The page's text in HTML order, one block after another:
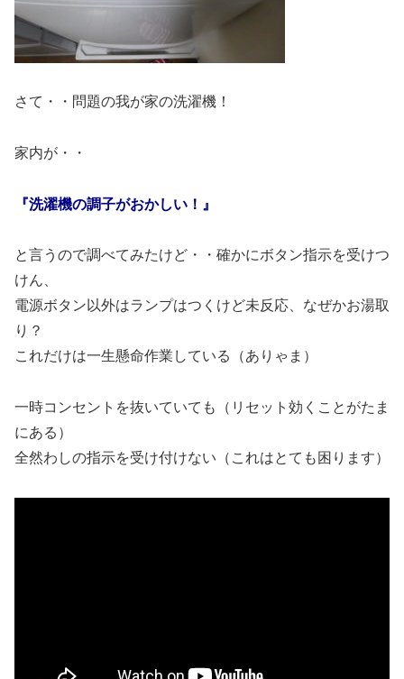
さて・・問題の我が家の洗濯機！
家内が・・
『洗濯機の調子がおかしい！』
と言うので調べてみたけど・・確かにボタン指示を受けつ
けん、
電源ボタン以外はランプはつくけど未反応、なぜかお湯取
り？
これだけは一生懸命作業している（ありゃま）
一時コンセントを抜いていても（リセット効くことがたま
にある）
全然わしの指示を受け付けない（これはとても困ります）